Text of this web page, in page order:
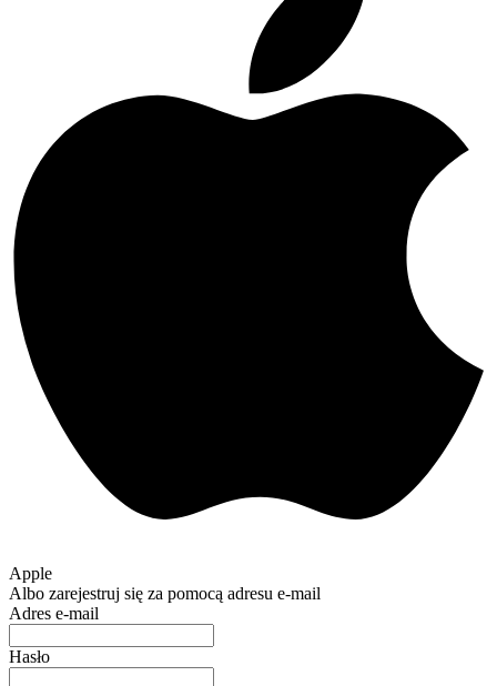
Apple
Albo zarejestruj się za pomocą adresu e-mail
Adres e-mail
Hasło